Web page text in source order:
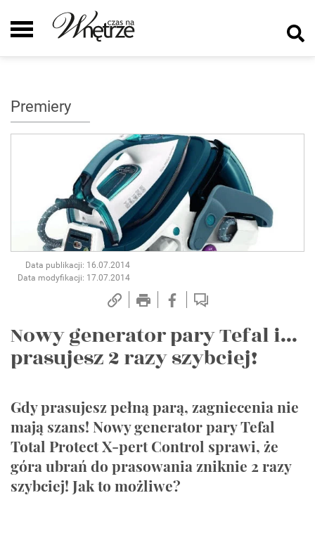
Premiery
Data publikacji: 16.07.2014
Data modyfikacji: 17.07.2014
Nowy generator pary Tefal i...
prasujesz 2 razy szybciej!
Gdy prasujesz pełną parą, zagniecenia nie
mają szans! Nowy generator pary Tefal
Total Protect X-pert Control sprawi, że
góra ubrań do prasowania zniknie 2 razy
szybciej! Jak to możliwe?